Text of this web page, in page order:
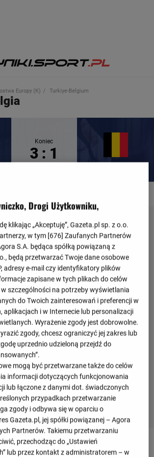
Europy (K) Turkiye-Belgium
Koniec
3 : 1
Turcja - Belgia
Drogi Użytkowniku,
klikając „Akceptuję”, Gazeta.pl sp. z o.o.
w tym [676] Zaufanych Partnerów
S.A. będąca spółką powiązaną z
będą przetwarzać Twoje dane osobowe
adresy e-mail czy identyfikatory plików
zapisane w tych plikach do celów
szczególności na potrzeby wyświetlania
do Twoich zainteresowań i preferencji w
aplikacjach i w Internecie lub personalizacji
Wyrażenie zgody jest dobrowolne.
zgody, chcesz ograniczyć jej zakres lub
uprzednio udzieloną przejdź do
mogą być przetwarzane także do celów
informacji dotyczących funkcjonowania
lub łączone z danymi dot. świadczonych
przypadkach przetwarzanie
zgody i odbywa się w oparciu o
Gazeta.pl, jej spółki powiązanej – Agora
Partnerów. Takiemu przetwarzaniu
przechodząc do „Ustawień
lub przez kontakt z administratorem – w